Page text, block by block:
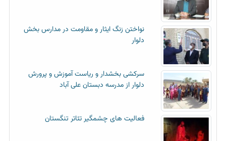
نواختن زنگ ایثار و مقاومت در مدارس بخش
دلوار
سرکشی بخشدار و ریاست آموزش و پرورش
دلوار از مدرسه دبستان علی آباد
فعالیت های چشمگیر تئاتر تنگستان